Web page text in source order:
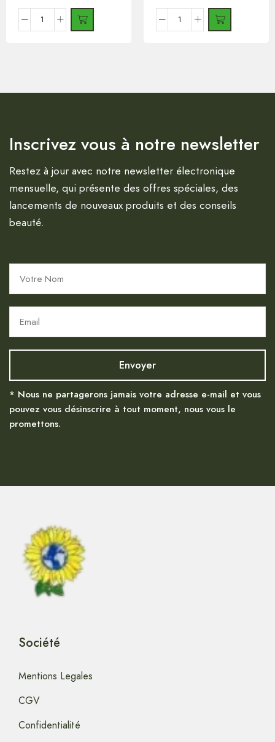
Inscrivez vous à notre newsletter
Restez à jour avec notre newsletter électronique
mensuelle, qui présente des offres spéciales, des
lancements de nouveaux produits et des conseils
beauté.
* Nous ne partagerons jamais votre adresse e-mail et vous
pouvez vous désinscrire à tout moment, nous vous le
promettons.
Société
Mentions Legales
CGV
Confidentialité